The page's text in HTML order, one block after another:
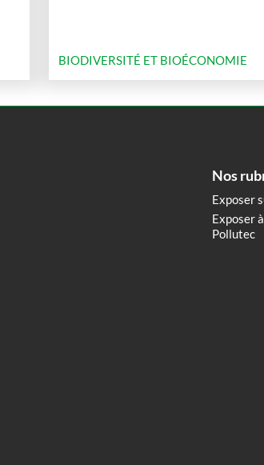
BIODIVERSITÉ ET BIOÉCONOMIE
Nos
Exposer
Exposer
Pollutec